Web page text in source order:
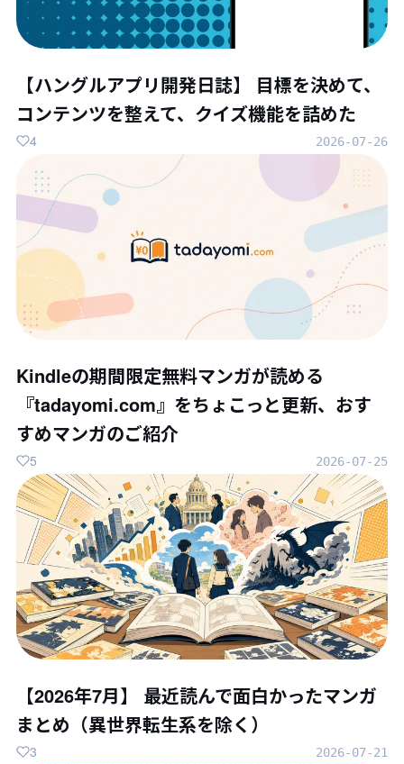
【ハングルアプリ開発日誌】 目標を決めて、
コンテンツを整えて、クイズ機能を詰めた
2026-07-26
4
Kindleの期間限定無料マンガが読める
『tadayomi.com』をちょこっと更新、おす
すめマンガのご紹介
2026-07-25
5
【2026年7月】 最近読んで面白かったマンガ
まとめ（異世界転生系を除く）
2026-07-21
3